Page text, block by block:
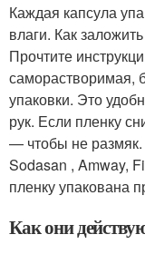
Каждая капсула
влаги. Как
Прочтите
саморастворимая,
упаковки. Это
рук. Если пленку
— чтобы не размяк.
Sodasan , Amway,
пленку упакована
Как они